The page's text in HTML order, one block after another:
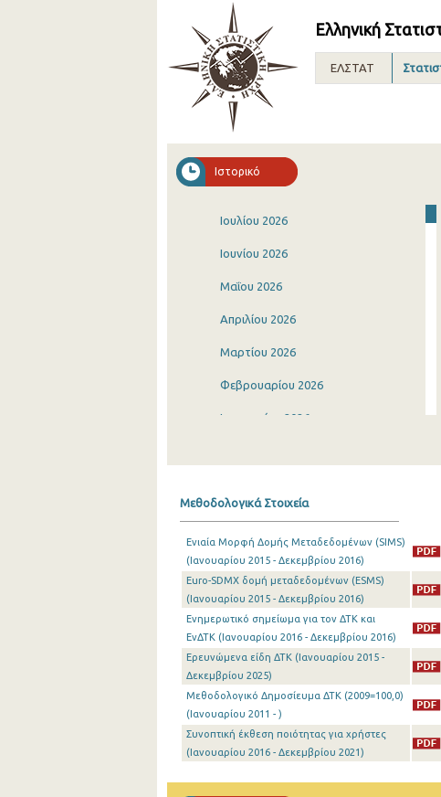
Ελληνική
ΕΛΣΤΑΤ
Ιστορικό
Ιουλίου 2026
Ιουνίου 2026
Μαΐου 2026
Απριλίου 2026
Μαρτίου 2026
Φεβρουαρίου 2026
Ιανουαρίου 2026
Σεπτεμβρίου 2025
Αυγούστου 2025
Ιουλίου 2025
Ιουνίου 2025
Μαΐου 2025
Απριλίου 2025
Μαρτίου 2025
Φεβρουαρίου 2025
Μεθοδολογικά Στοιχεία
Ενιαία Μορφή Δομής Μεταδεδομένων (SIMS)
(Ιανουαρίου 2015 - Δεκεμβρίου 2016)
Euro-SDMX δομή μεταδεδομένων (ESMS)
(Ιανουαρίου 2015 - Δεκεμβρίου 2016)
Ενημερωτικό σημείωμα για τον ΔΤΚ και
ΕνΔΤΚ (Ιανουαρίου 2016 - Δεκεμβρίου 2016)
Ερευνώμενα είδη ΔΤΚ (Ιανουαρίου 2015 -
Δεκεμβρίου 2025)
Μεθοδολογικό Δημοσίευμα ΔΤΚ (2009=100,0)
(Ιανουαρίου 2011 - )
Συνοπτική έκθεση ποιότητας για χρήστες
(Ιανουαρίου 2016 - Δεκεμβρίου 2021)